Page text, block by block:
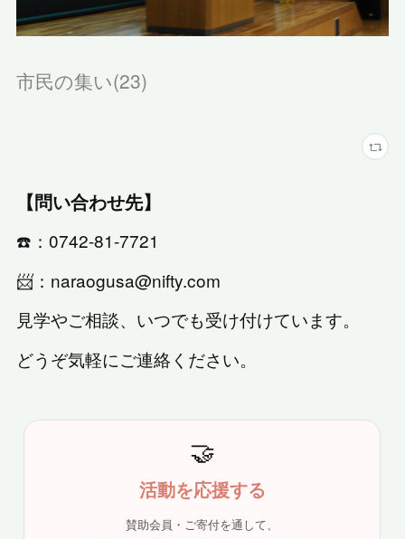
市民の集い(23)
【問い合わせ先】
☎️：0742-81-7721
📨：naraogusa@nifty.com
見学やご相談、いつでも受け付けています。
どうぞ気軽にご連絡ください。